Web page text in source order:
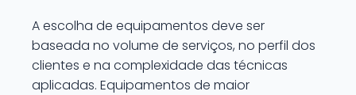
A escolha de equipamentos deve ser
baseada no volume de serviços, no perfil dos
clientes e na complexidade das técnicas
aplicadas. Equipamentos de maior